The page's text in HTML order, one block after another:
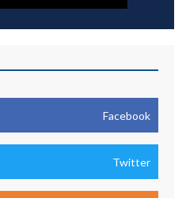
Facebook
Twitter